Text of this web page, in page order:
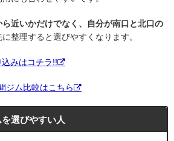
近いかだけでなく、自分が南口と北口の
に整理すると選びやすくなります。
みはコチラ!!
ジム比較はこちら
選びやすい人